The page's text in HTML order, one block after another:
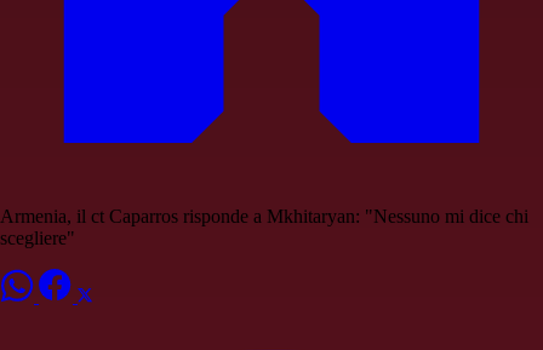
Armenia, il ct Caparros risponde a Mkhitaryan: "Nessuno mi dice chi
scegliere"